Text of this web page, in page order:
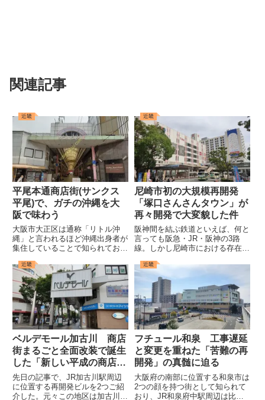
関連記事
近畿
平尾本通商店街(サンクス
平尾)で、ガチの沖縄を大
阪で味わう
大阪市大正区は通称「リトル沖
縄」と言われるほど沖縄出身者が
集住していることで知られてお
分の1ほどが沖縄出身であるとい
うから驚きだ。沖縄出身者が多く
なった理由として、第一次世界大
戦後に沖縄から大正区に移住した
人間...
近畿
尼崎市初の大規模再開発
「塚口さんさんタウン」が
再々開発で大変貌した件
阪神間を結ぶ鉄道といえば、何と
言っても阪急・JR・阪神の3路
線。しかし尼崎市における存在感
特急の止まる阪神とは異なり、阪
急神戸線は最速達種別である特急
が尼崎市内を通過してしまうせい
か、少々その影が薄い気がして
な...
近畿
ベルデモール加古川 商店
街まるごと全面改装で誕生
した「新しい平成の商店
街」。
先日の記事で、JR加古川駅周辺
に位置する再開発ビルを2つご紹
介した。元々この地区は加古川駅
近畿
フチュール和泉 工事遅延
と変更を重ねた「苦難の再
開発」の真髄に迫る
大阪府の南部に位置する和泉市は
2つの顔を持つ街として知られて
おり、JR和泉府中駅周辺は比較